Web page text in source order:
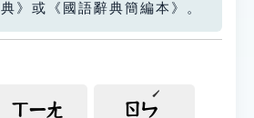
典》或《國語辭典簡編本》。
ㄒㄧㄤ ㄖㄣ